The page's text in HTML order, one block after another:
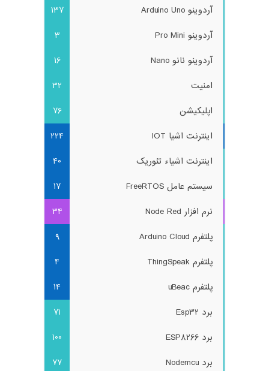
آردوینو Arduino Uno
137
آردوینو Pro Mini
3
آردوینو نانو Nano
16
امنیت
32
اپلیکیشن
76
اینترنت اشیا IOT
224
اینترنت اشیاء تئوریک
40
سیستم عامل FreeRTOS
17
نرم افزار Node Red
34
پلتفرم Arduino Cloud
9
پلتفرم ThingSpeak
4
پلتفرم uBeac
14
برد Esp32
71
برد ESP8266
100
برد Nodemcu
77